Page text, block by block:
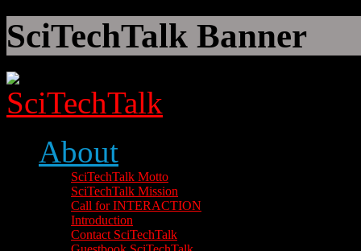
SciTechTalk Banner
About
SciTechTalk Motto
SciTechTalk Mission
Call for INTERACTION
Introduction
Contact SciTechTalk